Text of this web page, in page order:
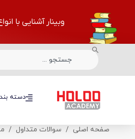
وبینار آشنایی با
دسته دسته بندی دوره‌ها
صفحه اصلی سوالات متداول